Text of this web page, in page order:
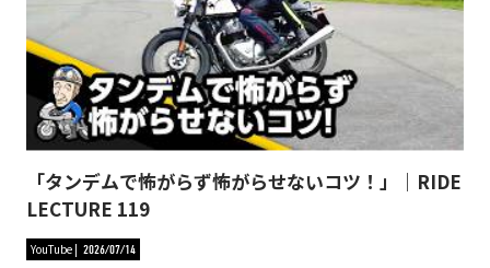
「タンデムで怖がらず怖がらせないコツ！」｜RIDE
LECTURE 119
YouTube 2026/07/14